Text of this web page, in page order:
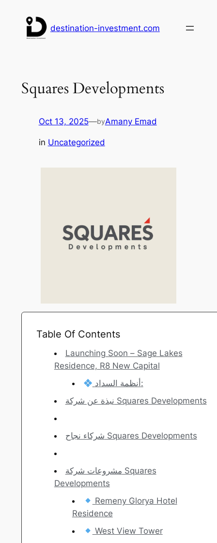
content
destination-investment.com
Squares Developments
Oct 13, 2025—byAmany Emad
in Uncategorized
Table Of Contents
Launching Soon – Sage Lakes
Residence, R8 New Capital
أنظمة السداد:
نبذة عن شركة Squares Developments
شركاء نجاح Squares Developments
مشروعات شركة Squares
Developments
Remeny Glorya Hotel
Residence
West View Tower